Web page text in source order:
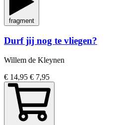
fragment
Durf jij nog te vliegen?
Willem de Kleynen
€ 14,95 € 7,95